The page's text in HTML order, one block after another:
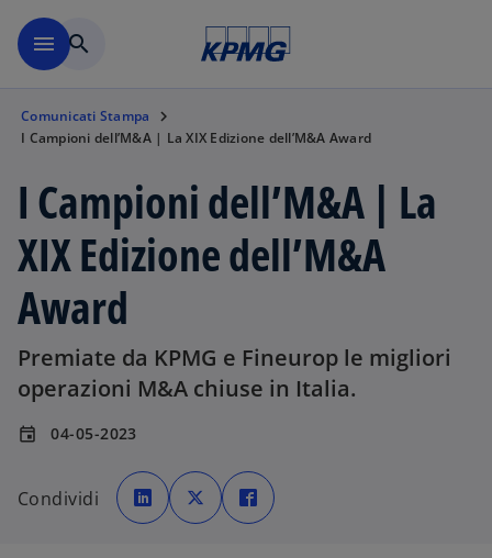
menu search
Comunicati Stampa
I Campioni dell’M&A | La XIX Edizione dell’M&A Award
I Campioni dell’M&A | La
XIX Edizione dell’M&A
Award
Premiate da KPMG e Fineurop le migliori
operazioni M&A chiuse in Italia.
event 04-05-2023
Condividi i
a
p
i
a
p
i
a